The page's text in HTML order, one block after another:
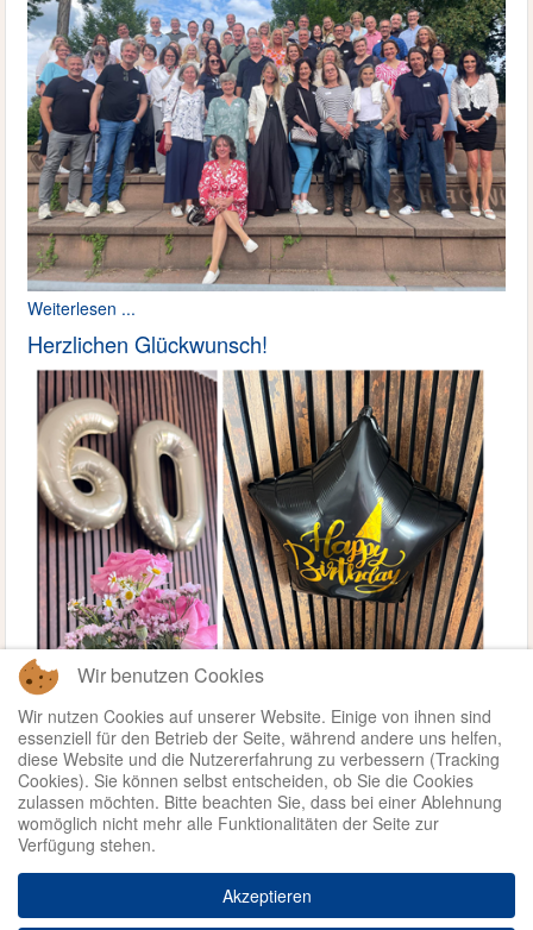
Weiterlesen ...
Herzlichen Glückwunsch!
Weiterlesen ...
Wir benutzen Cookies
Wir nutzen Cookies auf unserer Website. Einige von ihnen sind
essenziell für den Betrieb der Seite, während andere uns helfen,
diese Website und die Nutzererfahrung zu verbessern (Tracking
Cookies). Sie können selbst entscheiden, ob Sie die Cookies
zulassen möchten. Bitte beachten Sie, dass bei einer Ablehnung
womöglich nicht mehr alle Funktionalitäten der Seite zur
Verfügung stehen.
Akzeptieren